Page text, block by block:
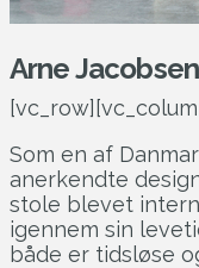
Arne
Som en af
anerkendte
stole blevet
igennem sin
både er tidsløse